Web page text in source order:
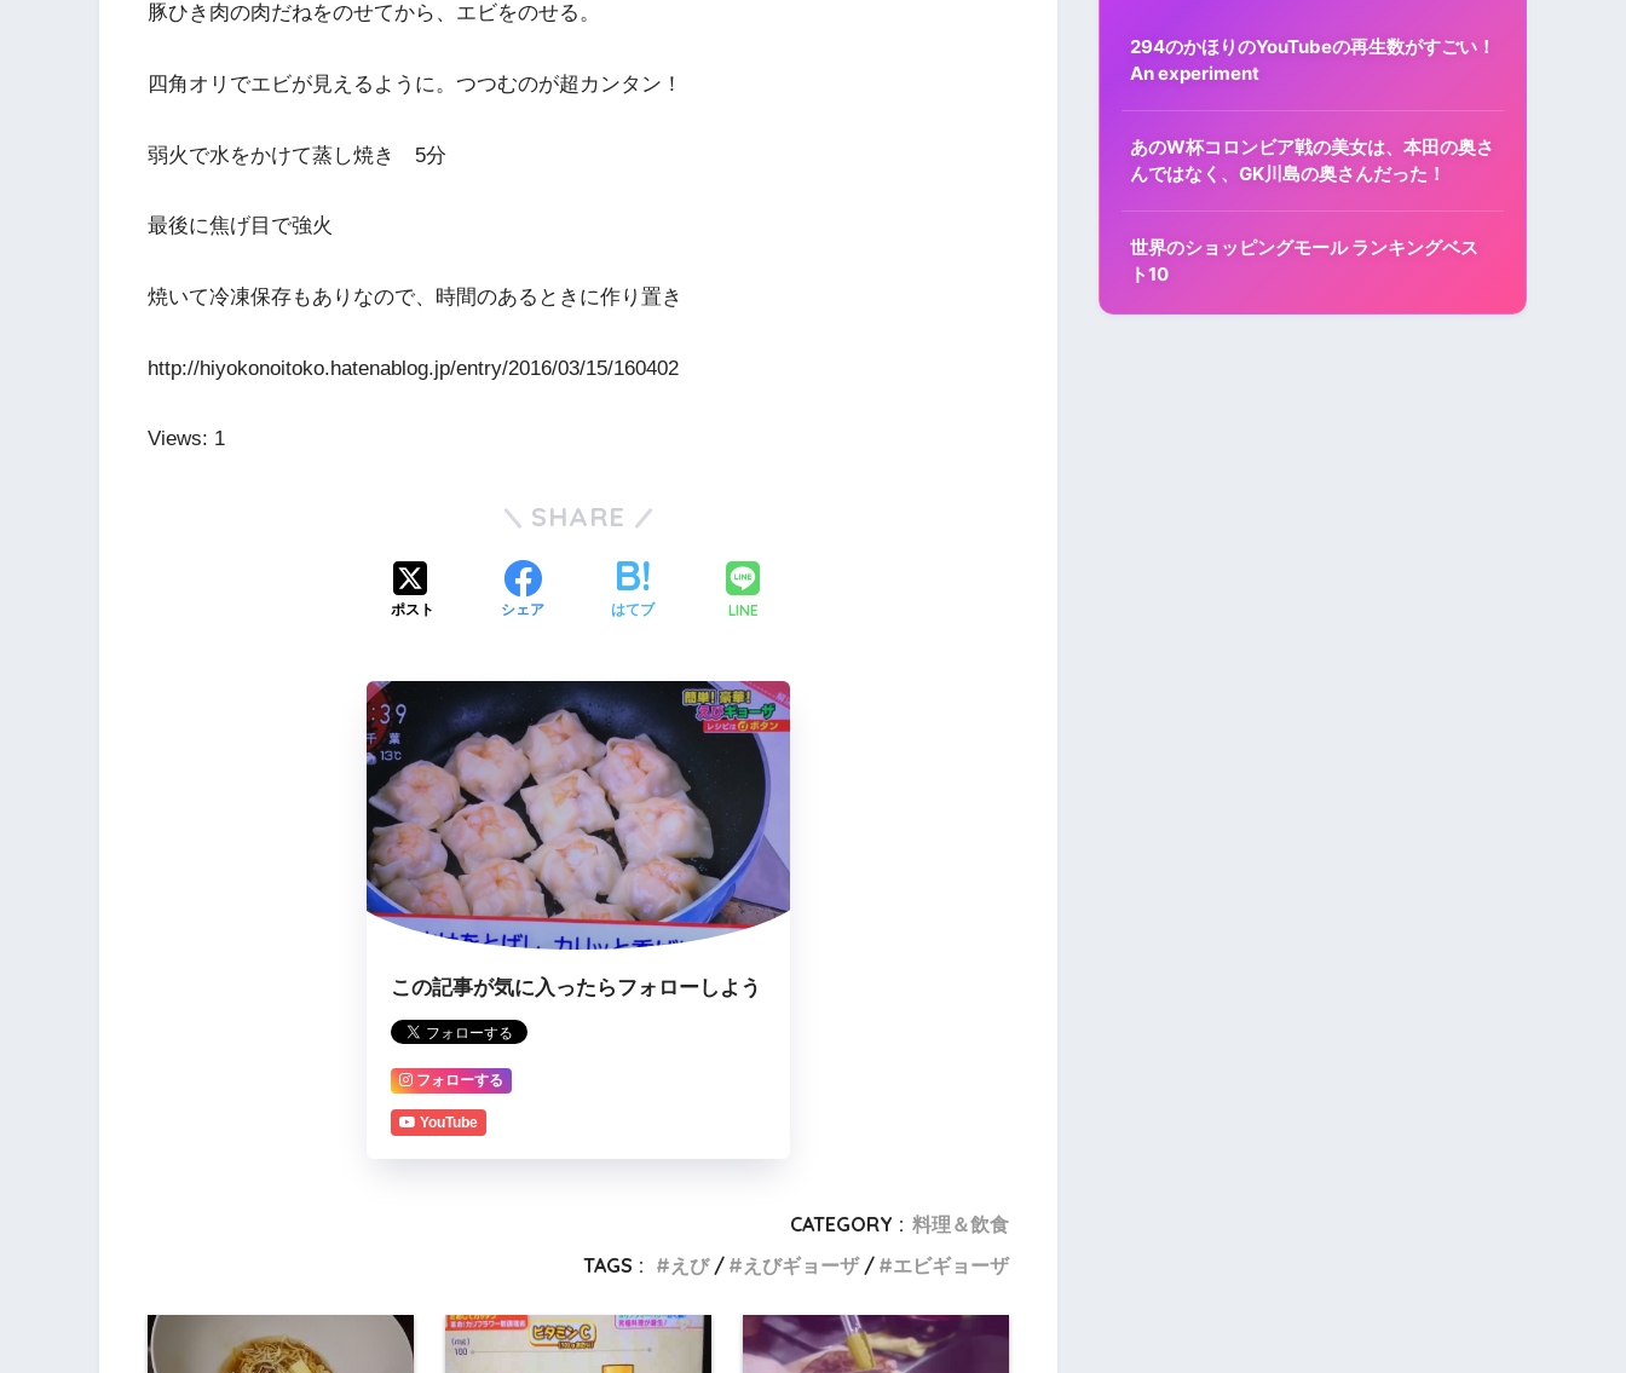
豚ひき肉の肉だねをのせてから、エビをのせる。
四角オリでエビが見えるように。つつむのが超カンタン！
弱火で水をかけて蒸し焼き 5分
最後に焦げ目で強火
焼いて冷凍保存もありなので、時間のあるときに作り置き
http://hiyokonoitoko.hatenablog.jp/entry/2016/03/15/160402
Views: 1
SHARE
ポスト シェア はてブ LINE
この記事が気に入ったらフォローしよう
フォローする
YouTube
CATEGORY : 料理＆飲食
TAGS :
えび えびギョーザ エビギョーザ
294のかほりのYouTubeの再生数がすごい！
An experiment
あのW杯コロンビア戦の美女は、本田の奥さ
んではなく、GK川島の奥さんだった！
世界のショッピングモール ランキングベス
ト10